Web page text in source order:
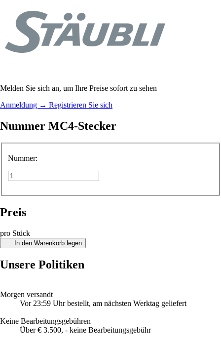
Melden Sie sich an, um Ihre Preise sofort zu sehen
Anmeldung → Registrieren Sie sich
Nummer MC4-Stecker
Nummer:
Preis
pro Stück
In den Warenkorb legen
Unsere Politiken
Morgen versandt
Vor 23:59 Uhr bestellt, am nächsten Werktag geliefert
Keine Bearbeitungsgebühren
Über € 3.500, - keine Bearbeitungsgebühr